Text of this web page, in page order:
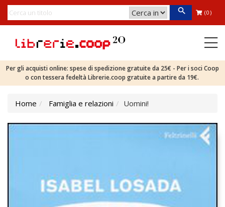
(0)
Per gli acquisti online: spese di spedizione gratuite da 25€ - Per i soci Coop
o con tessera fedeltà Librerie.coop gratuite a partire da 19€.
Home Famiglia e relazioni Uomini!